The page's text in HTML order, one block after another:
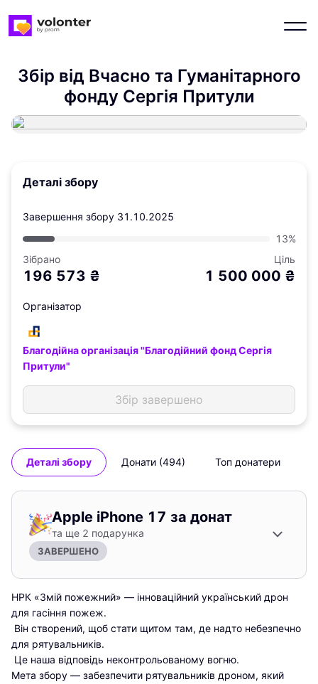
Збір від Вчасно та Гуманітарного
фонду Сергія Притули
Деталі збору
Завершення збору 31.10.2025
13%
Зібрано
196 573 ₴
Ціль
1 500 000 ₴
Організатор
Благодійна організація "Благодійний фонд Сергія
Притули"
Збір завершено
Деталі збору Донати (494) Топ донатери
Apple iPhone 17 за донат
та ще 2 подарунка
ЗАВЕРШЕНО
НРК «Змій пожежний» — інноваційний український дрон
для гасіння пожеж.
для рятувальників.
Мета збору — забезпечити рятувальників дроном, який